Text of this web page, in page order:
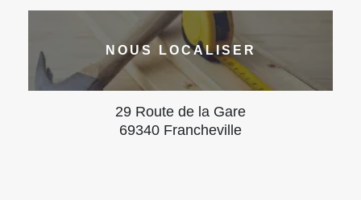
NOUS LOCALISER
29 Route de la Gare
69340 Francheville